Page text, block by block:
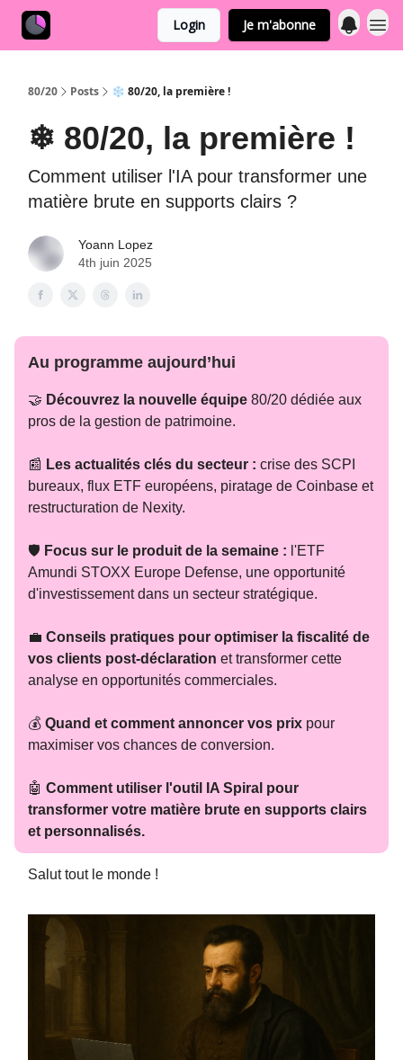
Login Je m'abonne
80/20 Posts ❄ 80/20, la première !
❄ 80/20, la première !
Comment utiliser l'IA pour transformer une
matière brute en supports clairs ?
Yoann Lopez
4th juin 2025
Au programme aujourd’hui
🤝 Découvrez la nouvelle équipe 80/20 dédiée aux
pros de la gestion de patrimoine.
📰 Les actualités clés du secteur : crise des SCPI
bureaux, flux ETF européens, piratage de Coinbase et
restructuration de Nexity.
🛡️ Focus sur le produit de la semaine : l'ETF
Amundi STOXX Europe Defense, une opportunité
d'investissement dans un secteur stratégique.
💼 Conseils pratiques pour optimiser la fiscalité de
vos clients post-déclaration et transformer cette
analyse en opportunités commerciales.
💰 Quand et comment annoncer vos prix pour
maximiser vos chances de conversion.
🤖 Comment utiliser l'outil IA Spiral pour
transformer votre matière brute en supports clairs
et personnalisés.
Salut tout le monde !